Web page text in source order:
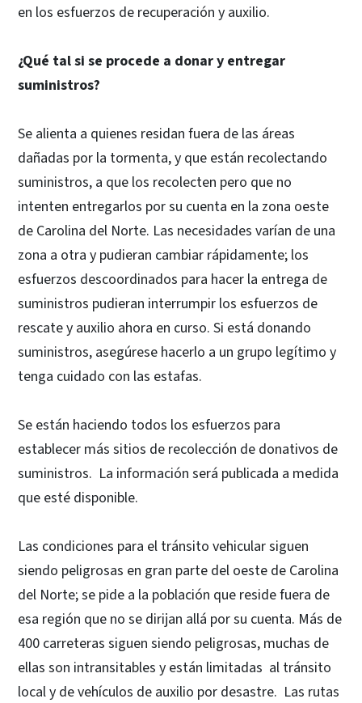
en los esfuerzos de recuperación y auxilio.
¿Qué tal si se procede a donar y entregar
suministros?
Se alienta a quienes residan fuera de las áreas
dañadas por la tormenta, y que están recolectando
suministros, a que los recolecten pero que no
intenten entregarlos por su cuenta en la zona oeste
de Carolina del Norte. Las necesidades varían de una
zona a otra y pudieran cambiar rápidamente; los
esfuerzos descoordinados para hacer la entrega de
suministros pudieran interrumpir los esfuerzos de
rescate y auxilio ahora en curso. Si está donando
suministros, asegúrese hacerlo a un grupo legítimo y
tenga cuidado con las estafas.
Se están haciendo todos los esfuerzos para
establecer más sitios de recolección de donativos de
suministros. La información será publicada a medida
que esté disponible.
Las condiciones para el tránsito vehicular siguen
siendo peligrosas en gran parte del oeste de Carolina
del Norte; se pide a la población que reside fuera de
esa región que no se dirijan allá por su cuenta. Más de
400 carreteras siguen siendo peligrosas, muchas de
ellas son intransitables y están limitadas al tránsito
local y de vehículos de auxilio por desastre. Las rutas